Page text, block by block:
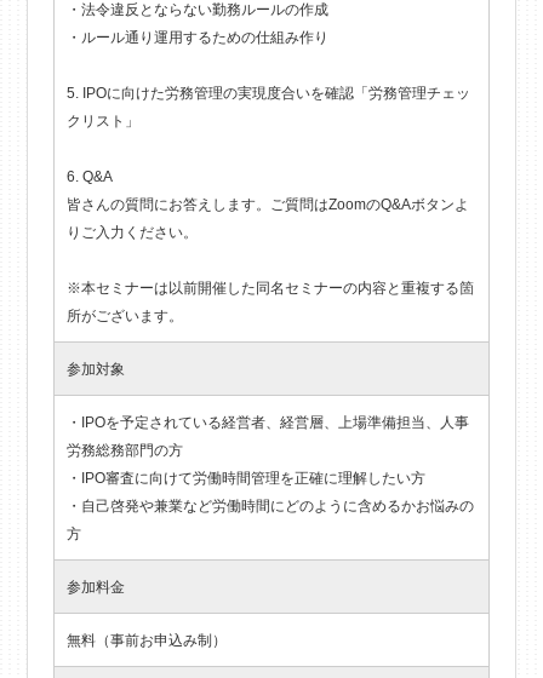
・法令違反とならない勤務ルールの作成
・ルール通り運用するための仕組み作り
5. IPOに向けた労務管理の実現度合いを確認「労務管理チェッ
クリスト」
6. Q&A
皆さんの質問にお答えします。ご質問はZoomのQ&Aボタンよ
りご入力ください。
※本セミナーは以前開催した同名セミナーの内容と重複する箇
所がございます。
参加対象
・IPOを予定されている経営者、経営層、上場準備担当、人事
労務総務部門の方
・IPO審査に向けて労働時間管理を正確に理解したい方
・自己啓発や兼業など労働時間にどのように含めるかお悩みの
方
参加料金
無料（事前お申込み制）